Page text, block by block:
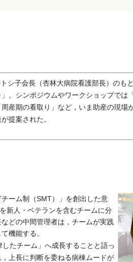
シ子会長（杏林大病院看護部長）のも
。シンポジウムやワークショップでは
産期の看取り」など，いま助産の現場
提案された。
ーム制（SMT）」を創出した意
新人・ベテランを含むチームに分
どの中間管理者は，チームが実践
機能する。
たチーム」へ成長することと語っ
上長に判断を委ねる病棟ムードが